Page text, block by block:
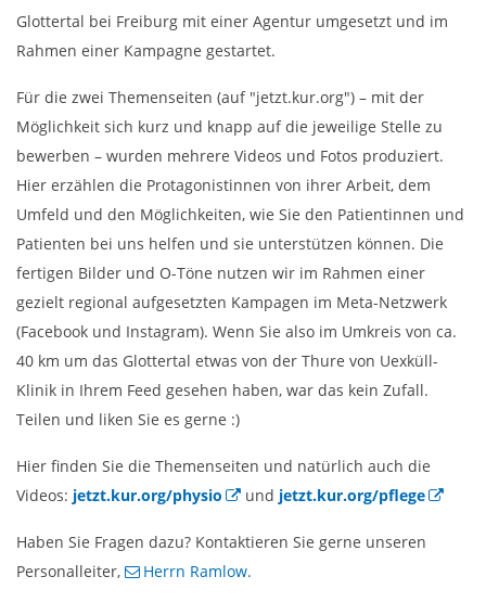
Glottertal bei Freiburg mit einer Agentur umgesetzt und im
Rahmen einer Kampagne gestartet.
Für die zwei Themenseiten (auf "jetzt.kur.org") – mit der
Möglichkeit sich kurz und knapp auf die jeweilige Stelle zu
bewerben – wurden mehrere Videos und Fotos produziert.
Hier erzählen die Protagonistinnen von ihrer Arbeit, dem
Umfeld und den Möglichkeiten, wie Sie den Patientinnen und
Patienten bei uns helfen und sie unterstützen können. Die
fertigen Bilder und O-Töne nutzen wir im Rahmen einer
gezielt regional aufgesetzten Kampagen im Meta-Netzwerk
(Facebook und Instagram). Wenn Sie also im Umkreis von ca.
40 km um das Glottertal etwas von der Thure von Uexküll-
Klinik in Ihrem Feed gesehen haben, war das kein Zufall.
Teilen und liken Sie es gerne :)
Hier finden Sie die Themenseiten und natürlich auch die
Videos: jetzt.kur.org/physio und jetzt.kur.org/pflege
Haben Sie Fragen dazu? Kontaktieren Sie gerne unseren
Personalleiter,
Herrn Ramlow.